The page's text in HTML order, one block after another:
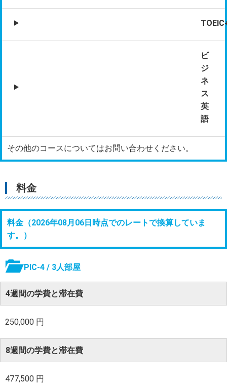
ビ
ジ
ネ
ス
英
語
その他のコースについてはお問い合わせください。
料金
料金（2026年08月06日時点でのレートで換算していま
す。
）
PIC-4 / 3人部屋
4週間の学費と滞在費
250,000 円
8週間の学費と滞在費
477,500 円